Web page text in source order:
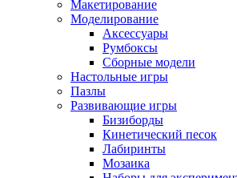
Макетирование
Моделирование
Аксессуары
Румбоксы
Сборные модели
Настольные игры
Пазлы
Развивающие игры
Бизиборды
Кинетический песок
Лабиринты
Мозаика